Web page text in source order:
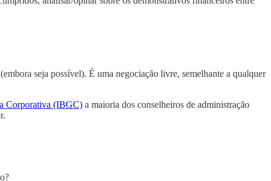
seja possível). É uma negociação livre, semelhante a qualquer
Corporativa (IBGC) a maioria dos conselheiros de administração